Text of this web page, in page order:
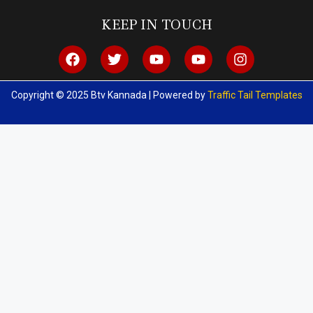
KEEP IN TOUCH
Copyright © 2025 Btv Kannada | Powered byTraffic Tail Templates